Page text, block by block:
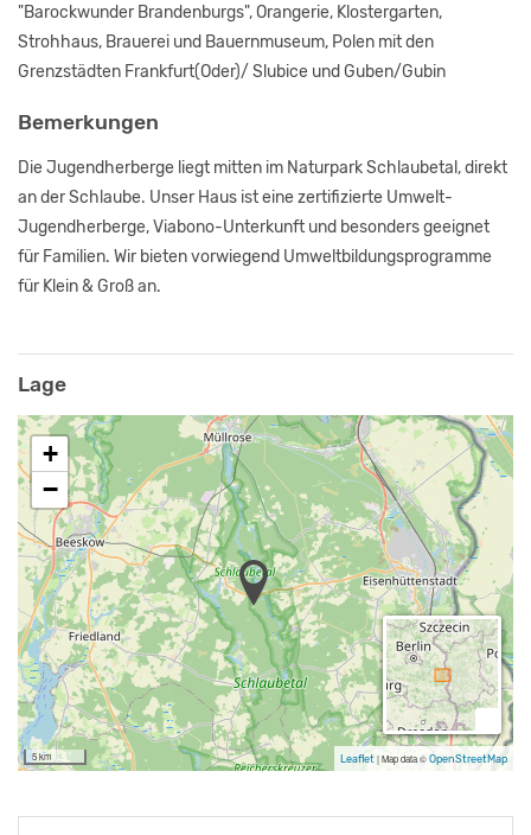
"Barockwunder Brandenburgs", Orangerie, Klostergarten,
Strohhaus, Brauerei und Bauernmuseum, Polen mit den
Grenzstädten Frankfurt(Oder)/ Slubice und Guben/Gubin
Bemerkungen
Die Jugendherberge liegt mitten im Naturpark Schlaubetal, direkt
an der Schlaube. Unser Haus ist eine zertifizierte Umwelt-
Jugendherberge, Viabono-Unterkunft und besonders geeignet
für Familien. Wir bieten vorwiegend Umweltbildungsprogramme
für Klein & Groß an.
Lage
+
−
5 km Leaflet|Map data ©OpenStreetMap